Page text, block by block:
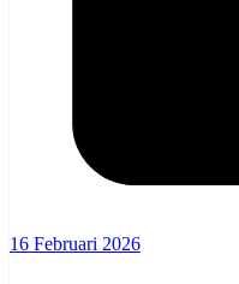
16 Februari 2026